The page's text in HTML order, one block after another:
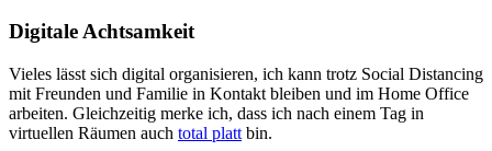
Digitale Achtsamkeit
Vieles lässt sich digital organisieren, ich kann trotz Social Distancing
mit Freunden und Familie in Kontakt bleiben und im Home Office
arbeiten. Gleichzeitig merke ich, dass ich nach einem Tag in
virtuellen Räumen auch total platt bin.